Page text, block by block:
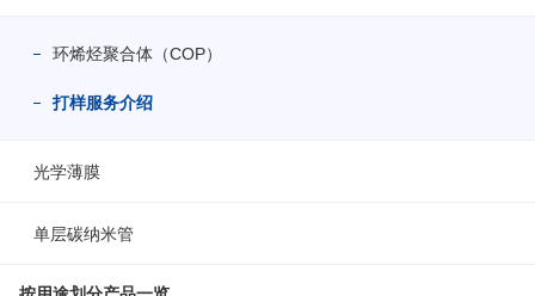
环烯烃聚合体（COP）
打样服务介绍
光学薄膜
单层碳纳米管